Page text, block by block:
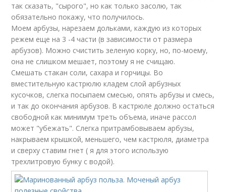
так сказать, "сырого", но как только засолю, так
обязательно покажу, что получилось.
Моем арбузы, нарезаем дольками, каждую из которых
режем еще на 3 -4 части (в зависимости от размера
арбузов). Можно счистить зеленую корку, но, по-моему,
она не слишком мешает, поэтому я не счищаю.
Смешать стакан соли, сахара и горчицы. Во
вместительную кастрюлю кладем слой арбузных
кусочков, слегка посыпаем смесью, опять арбузы и смесь,
и так до окончания арбузов. В кастрюле должно остаться
свободной как минимум треть объема, иначе рассол
может "убежать". Слегка притрамбовываем арбузы,
накрываем крышкой, меньшего, чем кастрюля, диаметра
и сверху ставим гнет ( я для этого использую
трехлитровую бунку с водой).